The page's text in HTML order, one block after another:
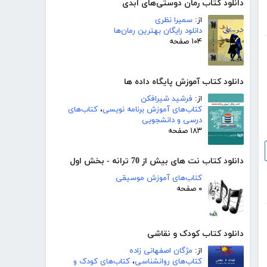
دانلود کتاب رمان دوستی‌های ابدی
از: سمیرا نظری
دانلود رایگان بهترین رمان‌ها
۱۰۴ صفحه
دانلود کتاب آموزش پایگاه داده ها
از: فرشید شیرافکن
کتاب‌های آموزش برنامه نویسی، کتاب‌های
درسی و دانشجویی
۱۸۳ صفحه
دانلود کتاب نت های بیش از 70 ترانه - بخش اول
کتاب‌های آموزش موسیقی
۰ صفحه
دانلود کتاب کودک و نقاشی
از: مژگان اصفهانی زاده
کتاب‌های روانشناسی، کتاب‌های کودک و